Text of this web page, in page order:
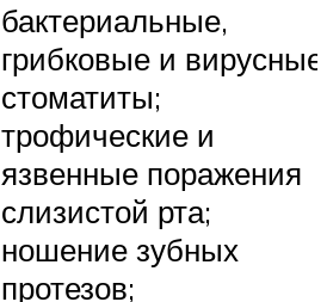
бактериальные,
грибковые и вирусные
стоматиты;
трофические и
язвенные поражения
слизистой рта;
ношение зубных
протезов;